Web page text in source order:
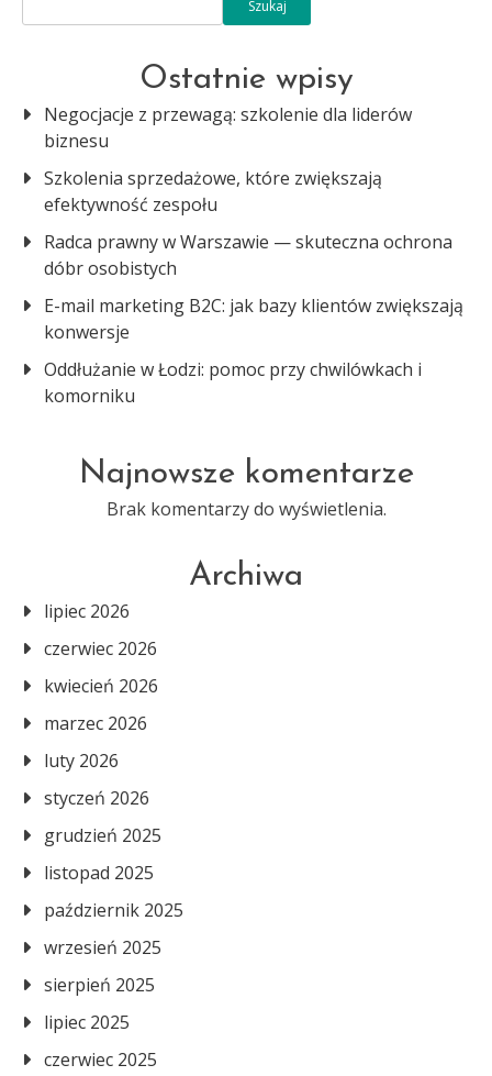
Szukaj
Ostatnie wpisy
Negocjacje z przewagą: szkolenie dla liderów
biznesu
Szkolenia sprzedażowe, które zwiększają
efektywność zespołu
Radca prawny w Warszawie — skuteczna ochrona
dóbr osobistych
E-mail marketing B2C: jak bazy klientów zwiększają
konwersje
Oddłużanie w Łodzi: pomoc przy chwilówkach i
komorniku
Najnowsze komentarze
Brak komentarzy do wyświetlenia.
Archiwa
lipiec 2026
czerwiec 2026
kwiecień 2026
marzec 2026
luty 2026
styczeń 2026
grudzień 2025
listopad 2025
październik 2025
wrzesień 2025
sierpień 2025
lipiec 2025
czerwiec 2025